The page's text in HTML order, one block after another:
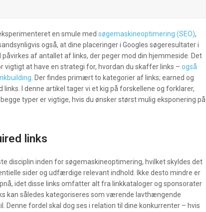
en smule med søgemaskineoptimering (SEO),
også, at dine placeringer i Googles søgeresultater i
påvirkes af antallet af links, der peger mod din hjemmeside. Det
vigtigt at have en strategi for, hvordan du skaffer links – også
. Der findes primært to kategorier af links; earned og
links. I denne artikel tager vi et kig på forskellene og forklarer,
typer er vigtige, hvis du ønsker størst mulig eksponering på
links
disciplin inden for søgemaskineoptimering, hvilket skyldes det
sider og udfærdige relevant indhold. Ikke desto mindre er
idet disse links omfatter alt fra linkkataloger og sponsorater
kan således kategoriseres som værende lavthængende
fordel skal dog ses i relation til dine konkurrenter – hvis